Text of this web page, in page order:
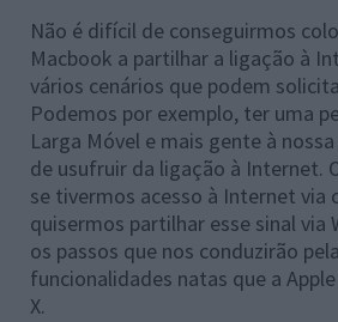
Não é difícil de conseguirmos
Macbook a partilhar a ligação à
vários cenários que podem
Podemos por exemplo, ter uma
Larga Móvel e mais gente à
de usufruir da ligação à Internet.
se tivermos acesso à Internet via
quisermos partilhar esse sinal via
os passos que nos conduzirão
funcionalidades natas que a
X.